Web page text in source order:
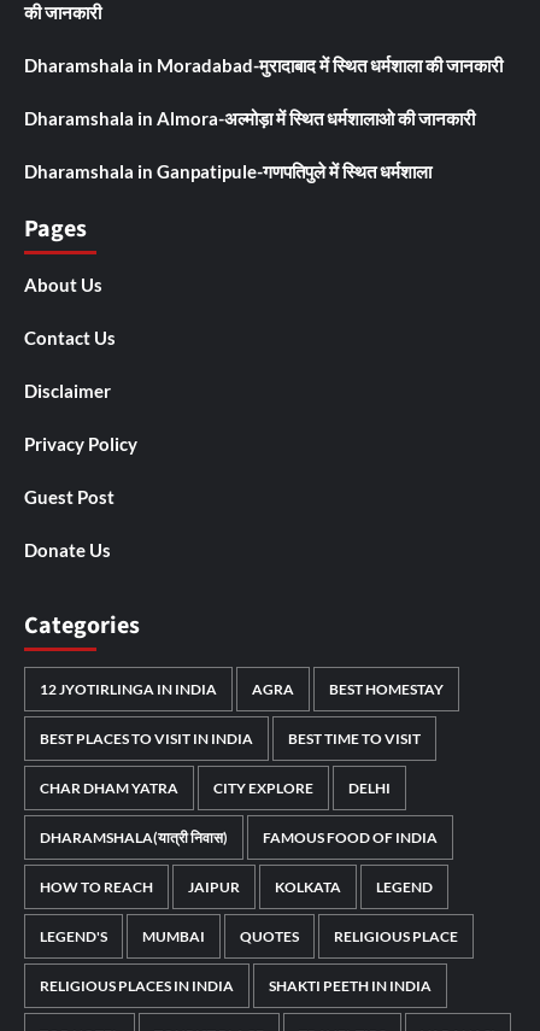
की जानकारी
Dharamshala in Moradabad-मुरादाबाद में स्थित धर्मशाला की जानकारी
Dharamshala in Almora-अल्मोड़ा में स्थित धर्मशालाओ की जानकारी
Dharamshala in Ganpatipule-गणपतिपुले में स्थित धर्मशाला
Pages
About Us
Contact Us
Disclaimer
Privacy Policy
Guest Post
Donate Us
Categories
12 JYOTIRLINGA IN INDIA AGRA BEST HOMESTAY
BEST PLACES TO VISIT IN INDIA BEST TIME TO VISIT
CHAR DHAM YATRA CITY EXPLORE DELHI
DHARAMSHALA(यात्री निवास) FAMOUS FOOD OF INDIA
HOW TO REACH JAIPUR KOLKATA LEGEND
LEGEND'S MUMBAI QUOTES RELIGIOUS PLACE
RELIGIOUS PLACES IN INDIA SHAKTI PEETH IN INDIA